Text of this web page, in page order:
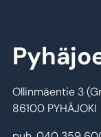
Ollinmäentie 3
86100 PYHÄJOKI